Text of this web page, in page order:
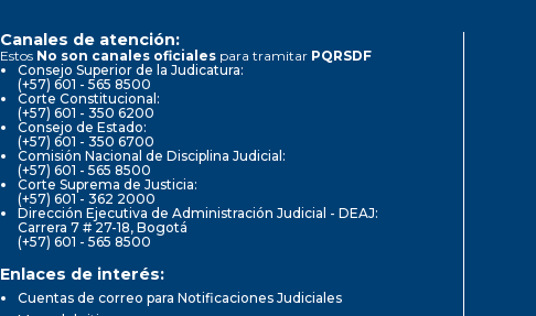
Canales de atención:
Estos No son canales oficiales para tramitar PQRSDF
Consejo Superior de la Judicatura:
(+57) 601 - 565 8500
Corte Constitucional:
(+57) 601 - 350 6200
Consejo de Estado:
(+57) 601 - 350 6700
Comisión Nacional de Disciplina Judicial:
(+57) 601 - 565 8500
Corte Suprema de Justicia:
(+57) 601 - 362 2000
Dirección Ejecutiva de Administración Judicial - DEAJ:
Carrera 7 # 27-18, Bogotá
(+57) 601 - 565 8500
Enlaces de interés:
Cuentas de correo para Notificaciones Judiciales